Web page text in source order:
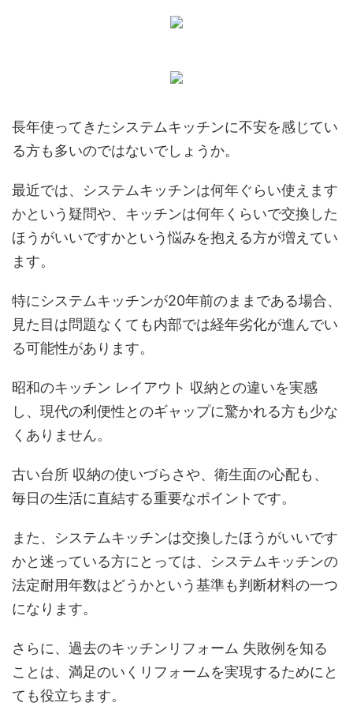
長年使ってきたシステムキッチンに不安を感じてい
る方も多いのではないでしょうか。
最近では、システムキッチンは何年ぐらい使えます
かという疑問や、キッチンは何年くらいで交換した
ほうがいいですかという悩みを抱える方が増えてい
ます。
特にシステムキッチンが20年前のままである場合、
見た目は問題なくても内部では経年劣化が進んでい
る可能性があります。
昭和のキッチン レイアウト 収納との違いを実感
し、現代の利便性とのギャップに驚かれる方も少な
くありません。
古い台所 収納の使いづらさや、衛生面の心配も、
毎日の生活に直結する重要なポイントです。
また、システムキッチンは交換したほうがいいです
かと迷っている方にとっては、システムキッチンの
法定耐用年数はどうかという基準も判断材料の一つ
になります。
さらに、過去のキッチンリフォーム 失敗例を知る
ことは、満足のいくリフォームを実現するためにと
ても役立ちます。